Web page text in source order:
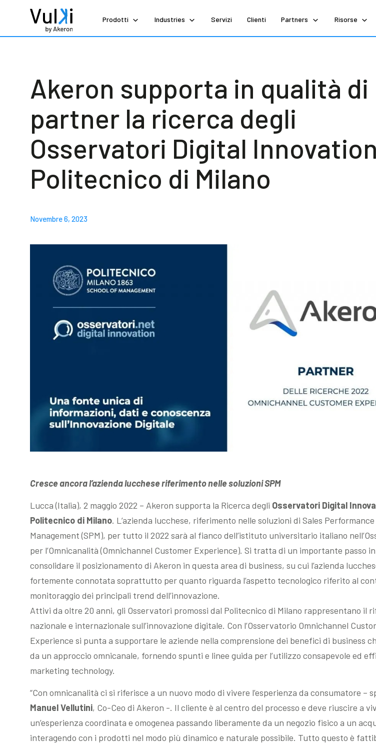
Prodotti Industries Servizi Clienti Partners Risorse
Akeron supporta in qualità di
partner la ricerca degli
Osservatori Digital
Politecnico di Milano
Novembre 6, 2023
Cresce ancora l’azienda lucchese riferimento nelle soluzioni SPM
Lucca (Italia), 2 maggio 2022 – Akeron supporta la Ricerca degli Osservatori Digital
Politecnico di Milano. L’azienda lucchese, riferimento nelle soluzioni di Sales Performance
Management (SPM), per tutto il 2022 sarà al fianco dell’istituto universitario italiano
per l’Omnicanalità (Omnichannel Customer Experience). Si tratta di un importante passo
consolidare il posizionamento di Akeron in questa area di business, su cui l’azienda
fortemente connotata soprattutto per quanto riguarda l’aspetto tecnologico riferito al
monitoraggio dei principali trend dell’innovazione.
Attivi da oltre 20 anni, gli Osservatori promossi dal Politecnico di Milano rappresentano il
nazionale e internazionale sull’innovazione digitale. Con l’Osservatorio Omnichannel
Experience si punta a supportare le aziende nella comprensione dei benefici di business
da un approccio omnicanale, fornendo spunti e linee guida per l’utilizzo consapevole ed
marketing technology.
“Con omnicanalità ci si riferisce a un nuovo modo di vivere l’esperienza da consumatore –
Manuel Vellutini, Co-Ceo di Akeron -. Il cliente è al centro del processo e deve riuscire a
un’esperienza coordinata e omogenea passando liberamente da un negozio fisico a un
interagendo con i prodotti nel modo più dinamico e naturale possibile. Tutto questo è